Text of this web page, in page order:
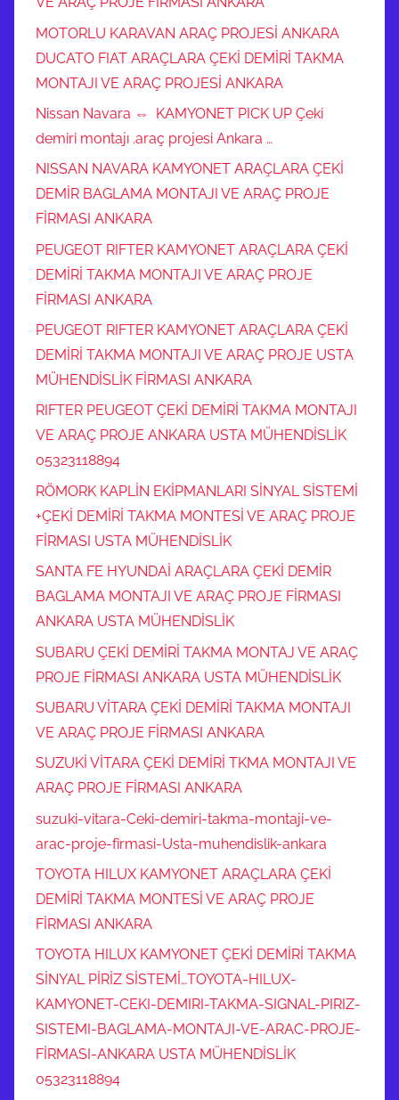
MOTORLU KARAVAN ARAÇ PROJESİ ANKARA
DUCATO FIAT ARAÇLARA ÇEKİ DEMİRİ TAKMA
MONTAJI VE ARAÇ PROJESİ ANKARA
Nissan Navara ⇔ KAMYONET PICK UP Çeki
demiri montajı .araç projesi Ankara …
NISSAN NAVARA KAMYONET ARAÇLARA ÇEKİ
DEMİR BAGLAMA MONTAJI VE ARAÇ PROJE
FİRMASI ANKARA
PEUGEOT RIFTER KAMYONET ARAÇLARA ÇEKİ
DEMİRİ TAKMA MONTAJI VE ARAÇ PROJE
FİRMASI ANKARA
PEUGEOT RIFTER KAMYONET ARAÇLARA ÇEKİ
DEMİRİ TAKMA MONTAJI VE ARAÇ PROJE USTA
MÜHENDİSLİK FİRMASI ANKARA
RIFTER PEUGEOT ÇEKİ DEMİRİ TAKMA MONTAJI
VE ARAÇ PROJE ANKARA USTA MÜHENDİSLİK
05323118894
RÖMORK KAPLİN EKİPMANLARI SİNYAL SİSTEMİ
+ÇEKİ DEMİRİ TAKMA MONTESİ VE ARAÇ PROJE
FİRMASI USTA MÜHENDİSLİK
SANTA FE HYUNDAİ ARAÇLARA ÇEKİ DEMİR
BAGLAMA MONTAJI VE ARAÇ PROJE FİRMASI
ANKARA USTA MÜHENDİSLİK
SUBARU ÇEKİ DEMİRİ TAKMA MONTAJ VE ARAÇ
PROJE FİRMASI ANKARA USTA MÜHENDİSLİK
SUBARU VİTARA ÇEKİ DEMİRİ TAKMA MONTAJI
VE ARAÇ PROJE FİRMASI ANKARA
SUZUKİ VİTARA ÇEKİ DEMİRİ TKMA MONTAJI VE
ARAÇ PROJE FİRMASI ANKARA
suzuki-vitara-Ceki-demiri-takma-montaji-ve-
arac-proje-firmasi-Usta-muhendislik-ankara
TOYOTA HILUX KAMYONET ARAÇLARA ÇEKİ
DEMİRİ TAKMA MONTESİ VE ARAÇ PROJE
FİRMASI ANKARA
TOYOTA HILUX KAMYONET ÇEKİ DEMİRİ TAKMA
SİNYAL PİRİZ SİSTEMİ…TOYOTA-HILUX-
KAMYONET-CEKI-DEMIRI-TAKMA-SIGNAL-PIRIZ-
SISTEMI-BAGLAMA-MONTAJI-VE-ARAC-PROJE-
FİRMASI-ANKARA USTA MÜHENDİSLİK
05323118894